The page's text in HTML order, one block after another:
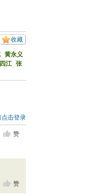
收藏
黄永义
江 张
点击登录
赞
赞